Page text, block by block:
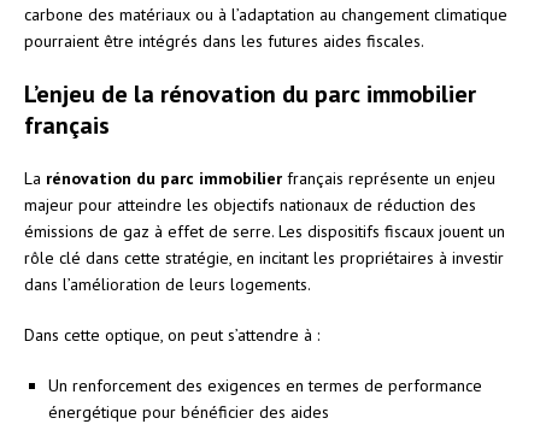
carbone des matériaux ou à l’adaptation au changement climatique
pourraient être intégrés dans les futures aides fiscales.
L’enjeu de la rénovation du parc immobilier
français
La rénovation du parc immobilier français représente un enjeu
majeur pour atteindre les objectifs nationaux de réduction des
émissions de gaz à effet de serre. Les dispositifs fiscaux jouent un
rôle clé dans cette stratégie, en incitant les propriétaires à investir
dans l’amélioration de leurs logements.
Dans cette optique, on peut s’attendre à :
Un renforcement des exigences en termes de performance
énergétique pour bénéficier des aides